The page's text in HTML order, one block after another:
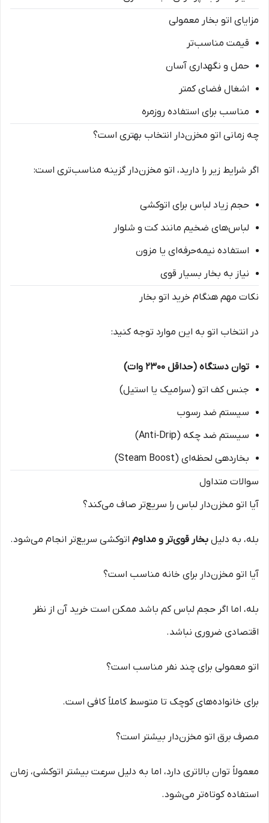
مزایای اتو بخار معمولی
قیمت مناسب‌تر
حمل و نگهداری آسان
اشغال فضای کمتر
مناسب برای استفاده روزمره
چه زمانی اتو مخزن‌دار انتخاب بهتری است؟
اگر شرایط زیر را دارید، اتو مخزن‌دار گزینه مناسب‌تری است:
حجم زیاد لباس برای اتوکشی
لباس‌های ضخیم مانند کت و شلوار
استفاده نیمه‌حرفه‌ای یا مزون
نیاز به بخار بسیار قوی
نکات مهم هنگام خرید اتو بخار
در انتخاب اتو به این موارد توجه کنید:
توان دستگاه (حداقل ۲۳۰۰ وات)
جنس کف اتو (سرامیک یا استیل)
سیستم ضد رسوب
سیستم ضد چکه (Anti‑Drip)
بخاردهی لحظه‌ای (Steam Boost)
سوالات متداول
آیا اتو مخزن‌دار لباس را سریع‌تر صاف می‌کند؟
بله، به دلیل بخار قوی‌تر و مداوم اتوکشی سریع‌تر انجام می‌شود.
آیا اتو مخزن‌دار برای خانه مناسب است؟
بله، اما اگر حجم لباس کم باشد ممکن است خرید آن از نظر
اقتصادی ضروری نباشد.
اتو معمولی برای چند نفر مناسب است؟
برای خانواده‌های کوچک تا متوسط کاملاً کافی است.
مصرف برق اتو مخزن‌دار بیشتر است؟
معمولاً توان بالاتری دارد، اما به دلیل سرعت بیشتر اتوکشی، زمان
استفاده کوتاه‌تر می‌شود.